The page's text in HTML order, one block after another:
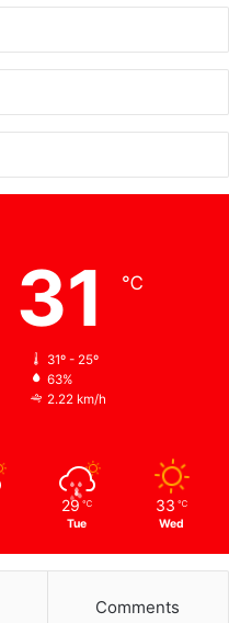
31 ℃
31º - 25º
63%
2.22 km/h
29 ℃
Tue
33 ℃
Wed
Comments